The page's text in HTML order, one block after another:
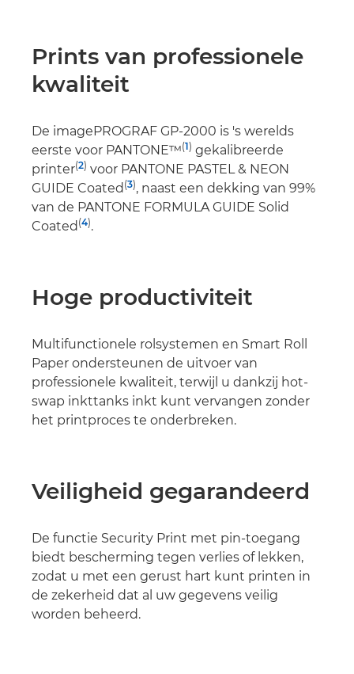
Prints van professionele
kwaliteit
De imagePROGRAF GP-2000 is 's werelds
eerste voor PANTONE™(1) gekalibreerde
printer(2) voor PANTONE PASTEL & NEON
GUIDE Coated (3), naast een dekking van 99%
van de PANTONE FORMULA GUIDE Solid
Coated (4).
Hoge productiviteit
Multifunctionele rolsystemen en Smart Roll
Paper ondersteunen de uitvoer van
professionele kwaliteit, terwijl u dankzij hot-
swap inkttanks inkt kunt vervangen zonder
het printproces te onderbreken.
Veiligheid gegarandeerd
De functie Security Print met pin-toegang
biedt bescherming tegen verlies of lekken,
zodat u met een gerust hart kunt printen in
de zekerheid dat al uw gegevens veilig
worden beheerd.